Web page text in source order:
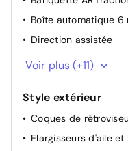
Boîte automatique 6
Direction assistée
Essuie-vitre AV
Poche aumônière au
Rétroviseurs
Rétroviseurs
Voir plus (+11)
Style extérieur
Coques de
Elargisseurs d'aile